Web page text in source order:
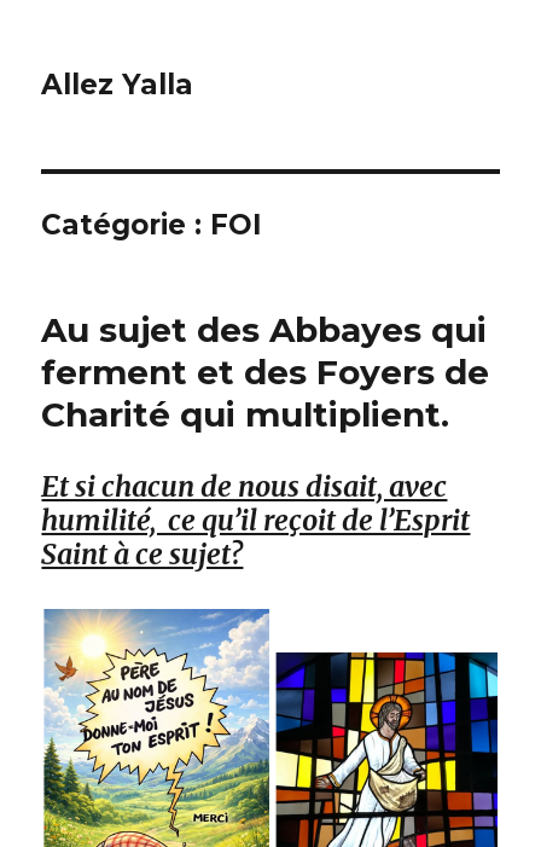
Allez Yalla
Catégorie : FOI
Au sujet des Abbayes qui
ferment et des Foyers de
Charité qui multiplient.
Et si chacun de nous disait, avec
humilité, ce qu’il reçoit de l’Esprit
Saint à ce sujet?